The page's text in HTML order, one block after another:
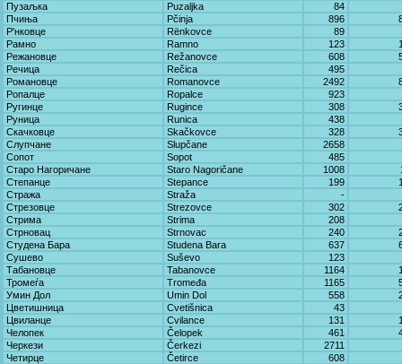
Пузаљка
Puzaljka
84
Пчиња
Pčinja 896
Р'нковце
Rënkovce
89
Рамно
Ramno 123
Режановце
Režanovce 608
Речица
Rečica
495
Романовце
Romanovce 2492
Ропалце
Ropalce
923
Ругинце
Rugince 308
Руница
Runica
438
Скачковце
Skačkovce 328
Слупчане
Slupčane
2658
Сопот
Sopot
485
Старо Нагоричане
Staro Nagoričane 1008
Степанце
Stepance 199
Стража
Straža
-
Стрезовце
Strezovce 302
Стрима
Strima
208
Стрновац
Strnovac 240
Студена Бара
Studena Bara 637
Сушево
Suševo
123
Табановце
Tabanovce 1164
Тромеѓа
Tromeđa 1165
Умин Дол
Umin Dol 558
Цветишница
Cvetišnica
43
Цвиланце
Cvilance 131
Челопек
Čelopek 461
Черкези
Čerkezi
2711
Четирце
Četirce
608